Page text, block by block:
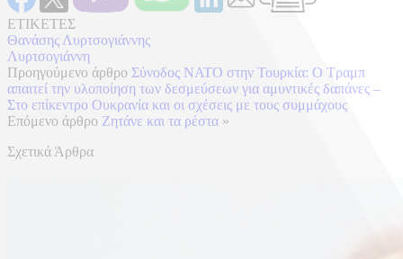
ΕΤΙΚΕΤΕΣ
Θανάσης Λυρτσογιάννης
Λυρτσογιάννη
Προηγούμενο άρθρο Σύνοδος ΝΑΤΟ στην Τουρκία: Ο Τραμπ
απαιτεί την υλοποίηση των δεσμεύσεων για αμυντικές δαπάνες –
Στο επίκεντρο Ουκρανία και οι σχέσεις με τους συμμάχους
Επόμενο άρθρο Zητάνε και τα ρέστα »
Σχετικά Άρθρα